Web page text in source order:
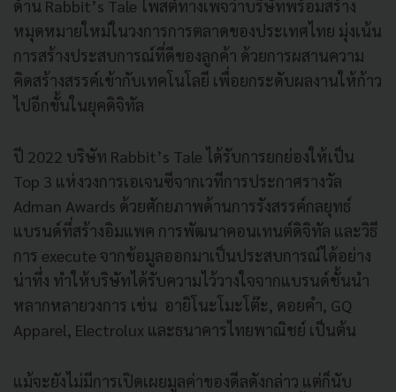
ด้าน Rabbit’s Tale โพสต์ทางเพจว่าบริษัทพร้อมสร้าง
หมุดหมายใหม่ในวงการการตลาดของประเทศไทย มุ่งเน้น
การสร้างประสบการณ์ที่ดีของลูกค้า ด้วยการผสานความ
คิดสร้างสรรค์เข้ากับเทคโนโลยี เพื่อยกระดับผลงานให้ก้าว
ไปอีกขั้นในยุคดิจิทัล
ปี 2022 บริษัท Rabbit’s Tale ได้รับการยกย่องให้เป็น
Top 3 แห่งวงการเอเจนซีจากเวทีการประกาศรางวัล
Adman Awards ด้วยศักยภาพด้านการรังสรรค์กลยุทธ์
แบรนด์ที่สร้างอิมแพค การพัฒนาคอนเทนต์ดิจิทัล และวิธี
การ execute จากข้อมูลออกมาเป็นประสบการณ์ได้อย่าง
น่าทึ่ง ทำให้บริษัทได้รับความไว้วางใจจากแบรนด์ชั้นนำ
หลากหลายวงการ เช่น อายิโนะโมะโต๊ะ, ดอยคำ, GQ
Apparel, Electrolux และธนาคารไทยพาณิชย์ เป็นต้น
แม้จะยังไม่มีการเปิดเผยมูลค่าของดีลดังกล่าว แต่ก็นับ